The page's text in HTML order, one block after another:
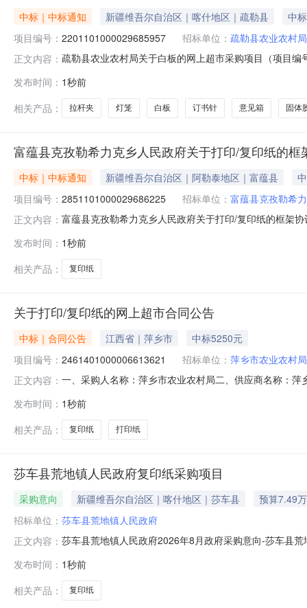
中标｜中标通知 新疆维吾尔自治区｜喀什地区｜疏勒县
中
项目编号： 2201101000029685957 招标单位： 疏勒县农业农村局
正文内容： 疏勒县农业农村局关于白板的网上超市采购项目（项目
划名称:新疆维吾尔自治区喀什地区疏勒县报价起止时间
发布时间： 1秒前
相关产品：
拉杆夹 灯笼 白板 订书针 意见箱 固体
富蕴县克孜勒希力克乡人民政府关于打印/复印纸的
中标｜中标通知 新疆维吾尔自治区｜阿勒泰地区｜富蕴县
项目编号： 2851101000029686225 招标单位： 富蕴县克孜勒希
正文内容： 富蕴县克孜勒希力克乡人民政府关于打印/复印纸的框架
额（元）:项目所在行政区划编码:654322项目所在行政
发布时间： 1秒前
相关产品：
复印纸
关于打印/复印纸的网上超市合同公告
中标｜合同公告 江西省｜萍乡市
中标5250元
项目编号： 2461401000006613621 招标单位： 萍乡市农业农村局
正文内容： 一、采购人名称：萍乡市农业农村局二、供应商名称：
70g500张/包8包/箱50箱/组天章/TANGO乐活天章
发布时间： 1秒前
相关产品：
复印纸 打印纸
莎车县荒地镇人民政府复印纸采购项目
采购意向 新疆维吾尔自治区｜喀什地区｜莎车县
预算7.49
招标单位： 莎车县荒地镇人民政府
正文内容： 莎车县荒地镇人民政府2026年8月政府采购意向-莎车县
标的名称：莎车县荒地镇人民政府复印纸采购项目采购
次公开的采购意向是本
发布时间： 1秒前
相关产品：
复印纸